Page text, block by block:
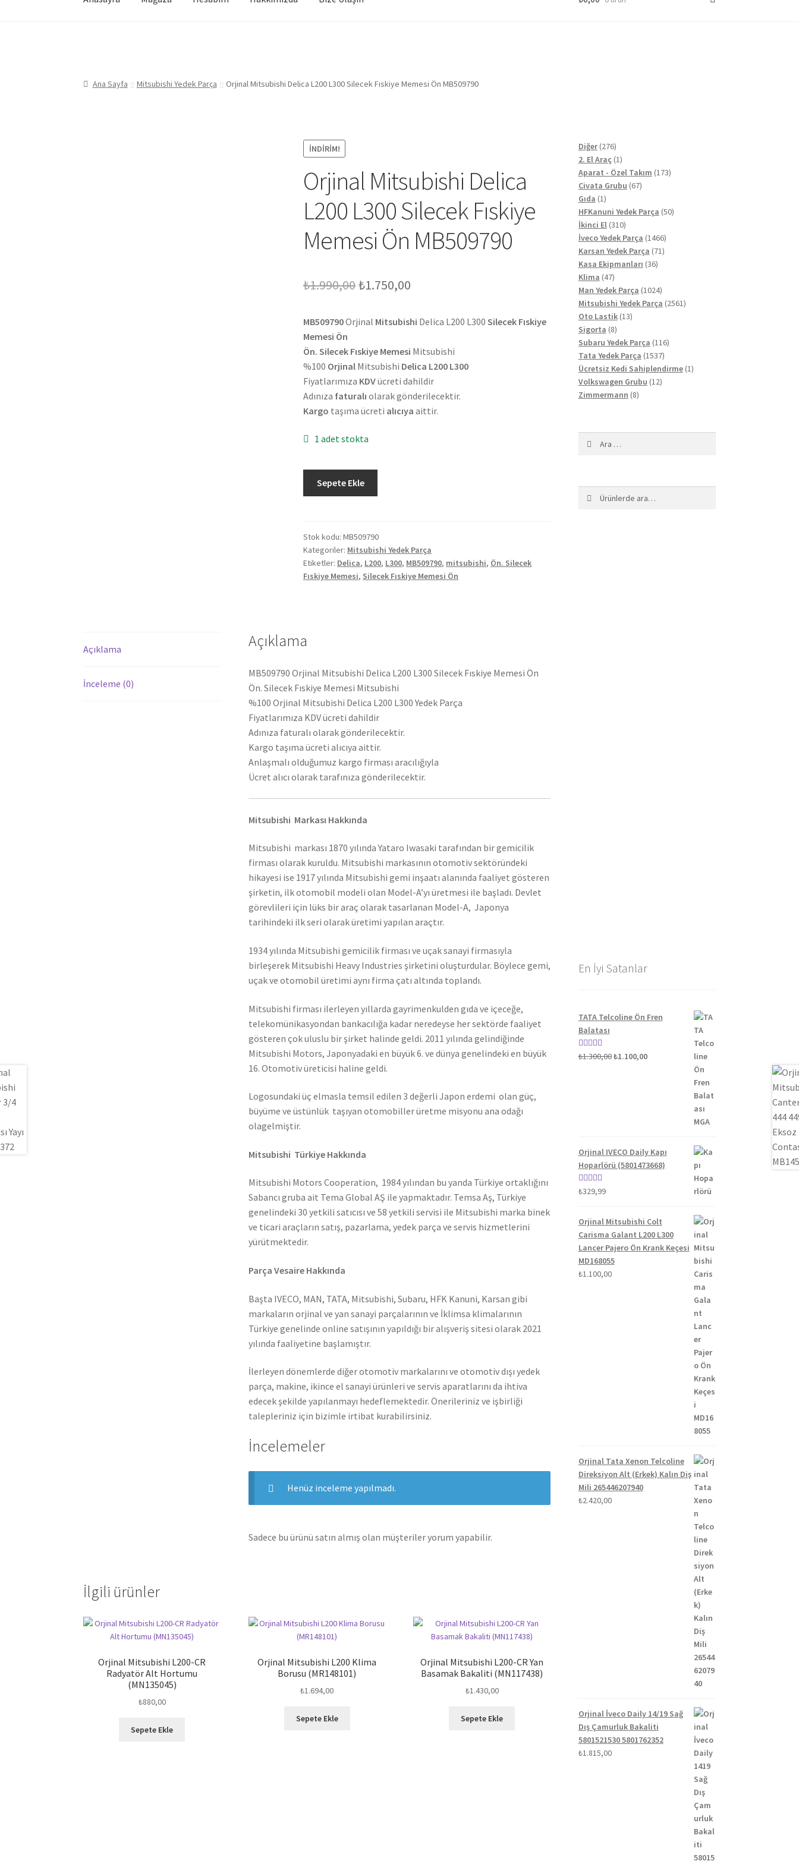
Ana Sayfa Mitsubishi Yedek Parça Orjinal Mitsubishi Delica L200 L300 Silecek Fıskiye Memesi Ön MB509790
İNDIRIM!
Orjinal Mitsubishi Delica
L200 L300 Silecek Fıskiye
Memesi Ön MB509790
₺1.990,00Orijinal
₺1.990,00.
₺1.750,00
fiyat:
₺1.750,00.
MB509790Orjinal Mitsubishi Delica L200 L300 Silecek Fıskiye
Memesi Ön
Ön. Silecek Fıskiye Memesi Mitsubishi
%100 Orjinal Mitsubishi Delica L200 L300
Fiyatlarımıza KDVücreti dahildir
Adınıza faturalı olarak gönderilecektir.
Kargo taşıma ücreti alıcıya aittir.
1 adet stokta
Mitsubishi
L300
Silecek
Fıskiye
Memesi
Sepete Ekle
Stok kodu:MB509790
Kategoriler: Mitsubishi Yedek Parça
Etiketler: Delica, L200, L300, MB509790, mitsubishi, Ön. Silecek
Fıskiye Memesi, Silecek Fıskiye Memesi Ön
Açıklama
İnceleme (0)
Açıklama
MB509790 Orjinal Mitsubishi Delica L200 L300 Silecek Fıskiye Memesi Ön
Ön. Silecek Fıskiye Memesi Mitsubishi
%100 Orjinal Mitsubishi Delica L200 L300 Yedek Parça
Fiyatlarımıza KDV ücreti dahildir
Adınıza faturalı olarak gönderilecektir.
Kargo taşıma ücreti alıcıya aittir.
Anlaşmalı olduğumuz kargo firması aracılığıyla
Ücret alıcı olarak tarafınıza gönderilecektir.
Mitsubishi Markası Hakkında
Mitsubishi markası 1870 yılında Yataro Iwasaki tarafından bir gemicilik
firması olarak kuruldu. Mitsubishi markasının otomotiv sektöründeki
hikayesi ise 1917 yılında Mitsubishi gemi inşaatı alanında faaliyet gösteren
şirketin, ilk otomobil modeli olan Model-A’yı üretmesi ile başladı. Devlet
görevlileri için lüks bir araç olarak tasarlanan Model-A, Japonya
tarihindeki ilk seri olarak üretimi yapılan araçtır.
1934 yılında Mitsubishi gemicilik firması ve uçak sanayi firmasıyla
birleşerek Mitsubishi Heavy Industries şirketini oluşturdular. Böylece gemi,
uçak ve otomobil üretimi aynı firma çatı altında toplandı.
Mitsubishi firması ilerleyen yıllarda gayrimenkulden gıda ve içeceğe,
telekomünikasyondan bankacılığa kadar neredeyse her sektörde faaliyet
gösteren çok uluslu bir şirket halinde geldi. 2011 yılında gelindiğinde
Mitsubishi Motors, Japonyadaki en büyük 6. ve dünya genelindeki en büyük
16. Otomotiv üreticisi haline geldi.
Logosundaki üç elmasla temsil edilen 3 değerli Japon erdemi olan güç,
büyüme ve üstünlük taşıyan otomobiller üretme misyonu ana odağı
olagelmiştir.
Mitsubishi Türkiye Hakkında
Mitsubishi Motors Cooperation, 1984 yılından bu yanda Türkiye ortaklığını
Sabancı gruba ait Tema Global AŞ ile yapmaktadır. Temsa Aş, Türkiye
genelindeki 30 yetkili satıcısı ve 58 yetkili servisi ile Mitsubishi marka binek
ve ticari araçların satış, pazarlama, yedek parça ve servis hizmetlerini
yürütmektedir.
Parça Vesaire Hakkında
Başta IVECO, MAN, TATA, Mitsubishi, Subaru, HFK Kanuni, Karsan gibi
markaların orjinal ve yan sanayi parçalarının ve İklimsa klimalarının
Türkiye genelinde online satışının yapıldığı bir alışveriş sitesi olarak 2021
yılında faaliyetine başlamıştır.
İlerleyen dönemlerde diğer otomotiv markalarını ve otomotiv dışı yedek
parça, makine, ikince el sanayi ürünleri ve servis aparatlarını da ihtiva
edecek şekilde yapılanmayı hedeflemektedir. Önerileriniz ve işbirliği
talepleriniz için bizimle irtibat kurabilirsiniz.
İncelemeler
Henüz inceleme yapılmadı.
Sadece bu ürünü satın almış olan müşteriler yorum yapabilir.
İlgili ürünler
Orjinal Mitsubishi L200-CR
Radyatör Alt Hortumu
(MN135045)
₺880,00
Sepete Ekle
Orjinal Mitsubishi L200 Klima
Borusu (MR148101)
₺1.694,00
Sepete Ekle
Orjinal Mitsubishi L200-CR Yan
Basamak Bakaliti (MN117438)
₺1.430,00
Sepete Ekle
Diğer 276276
ürün
2. El Araç 11
ürün
Aparat - Özel Takım 173173
Civata Grubu 6767
Gıda 11
ürün
HFKanuni Yedek Parça 5050
İkinci El 310310
ürün
İveco Yedek Parça 14661466
ürün
Karsan Yedek Parça 7171
Kasa Ekipmanları 3636
Klima 4747
ürün
Man Yedek Parça 10241024
ürün
Mitsubishi Yedek Parça 25612561
Oto Lastik 1313
Sigorta 88
ürün
Subaru Yedek Parça 116116
Tata Yedek Parça 15371537
ürün
Ücretsiz Kedi Sahiplendirme 11
Volkswagen Grubu 1212
Zimmermann 88
En İyi Satanlar
TATA Telcoline Ön Fren
Balatası
5 üzerinden
₺1.300,00Orijinal
₺1.100,00Şu
Orjinal IVECO Daily Kapı
Hoparlörü (5801473668)
5 üzerinden
₺329,99
Orjinal Mitsubishi Colt
Carisma Galant L200 L300
Lancer Pajero Ön Krank Keçesi
MD168055
₺1.100,00
Orjinal Tata Xenon Telcoline
Direksiyon Alt (Erkek) Kalın Diş
Mili 265446207940
₺2.420,00
Orjinal İveco Daily 14/19 Sağ
Dış Çamurluk Bakaliti
5801521530 5801762352
₺1.815,00